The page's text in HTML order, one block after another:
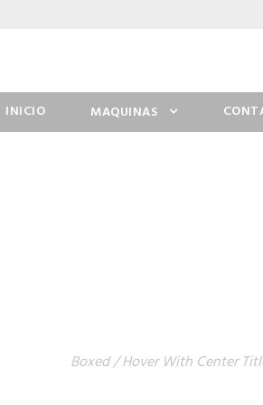
INICIO MAQUINAS
Boxed / Hover With Center